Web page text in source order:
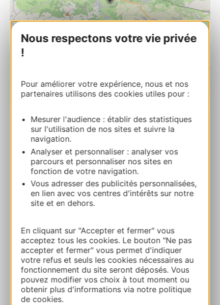
Nous respectons votre vie privée
!
Pour améliorer votre expérience, nous et nos
partenaires utilisons des cookies utiles pour :
Mesurer l'audience : établir des statistiques
sur l'utilisation de nos sites et suivre la
navigation.
Analyser et personnaliser : analyser vos
parcours et personnaliser nos sites en
fonction de votre navigation.
Vous adresser des publicités personnalisées,
en lien avec vos centres d'intérêts sur notre
site et en dehors.
En cliquant sur "Accepter et fermer" vous
acceptez tous les cookies. Le bouton "Ne pas
accepter et fermer" vous permet d'indiquer
votre refus et seuls les cookies nécessaires au
fonctionnement du site seront déposés. Vous
pouvez modifier vos choix à tout moment ou
obtenir plus d'informations via notre politique
de cookies.
Leaflet| Map data ©OpenStreetMap contributors
RESERVA
Les chalets de la Frégière
Impasse de la Frégière 12330 CLAIRVAUX-
D’AVEYRON
+33565727140
E-mail